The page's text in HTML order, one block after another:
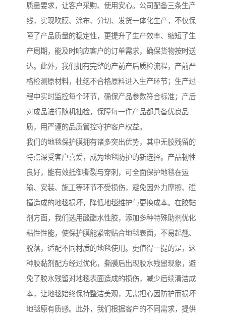
质量要求，让客户采购、使用安心。公司配备三条生产
线，实现吹膜、涂布、分切、发货一体化生产，不仅保
障了产品质量的稳定性，更提升了生产效率、缩短了生
产周期，能及时响应客户的订单需求，确保货物按时送
达。此外，我们拥有完整的产前产后质检流程，产前严
格检测原材料，杜绝不合格原料进入生产环节；生产过
程中实时监控每个环节，确保产品参数符合标准；产后
对成品进行随机抽检，保障每一件产品都具备优良品
质，用严谨的品质管控守护客户权益。
我们的地毯保护膜拥有诸多突出优势，其中无胶残留的
特点深受客户喜爱，成为地毯防护的新选择。产品韧性
良好，能有效抵御撕裂与穿刺，可全面保护地毯在运
输、安装、施工等环节不受损伤，避免因外力摩擦、碰
撞造成的地毯损坏，降低地毯维护与更换成本。在胶黏
剂方面，我们选用酸酯水性胶，添加多种特殊助剂优化
粘性性能，使保护膜能紧密贴合地毯表面，不易起翘、
脱落，适配不同材质的地毯使用。更值得一提的是，这
种胶黏剂配方经过优化，撕膜后出现胶水残留现象，避
免了胶水残留对地毯表面造成的损伤，减少后续清洁成
本，让地毯始终保持整洁美观，无需担心因防护而损坏
地毯原有质感。此外，我们根据客户的不同需求，提供